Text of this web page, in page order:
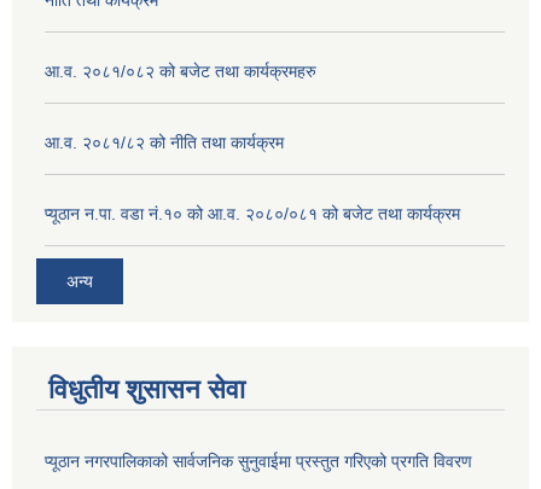
आ.व. २०८१/०८२ को बजेट तथा कार्यक्रमहरु
आ.व. २०८१/८२ को नीति तथा कार्यक्रम
प्यूठान न.पा. वडा नं.१० को आ.व. २०८०/०८१ को बजेट तथा कार्यक्रम
अन्य
विधुतीय शुसासन सेवा
प्यूठान नगरपालिकाको सार्वजनिक सुनुवाईमा प्रस्तुत गरिएको प्रगति विवरण